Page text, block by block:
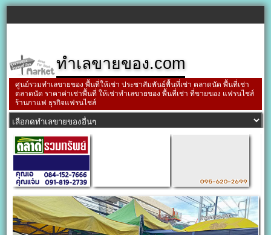
ทำเลขายของ.com
ศูนย์รวมทำเลขายของ พื้นที่ให้เช่า ประชาสัมพันธ์พื้นที่เช่า ตลาดนัด พื้นที่เช่า
ตลาดนัด ราคาค่าเช่าพื้นที่ ให้เช่าทำเลขายของ พื้นที่เช่า ที่ขายของ แฟรนไชส์
ร้านกาแฟ ธุรกิจแฟรนไชส์